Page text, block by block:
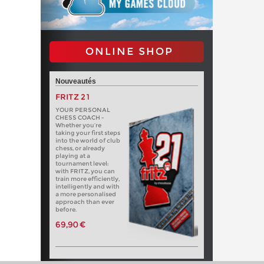
ONLINE SHOP
Nouveautés
FRITZ 21
YOUR PERSONAL
CHESS COACH -
Whether you’re
taking your first steps
into the world of club
chess, or already
playing at a
tournament level:
with FRITZ, you can
train more efficiently,
intelligently and with
a more personalised
approach than ever
before.
69,90 €